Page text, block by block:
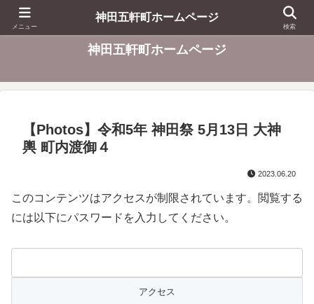
東京都千代田区
神田五軒町ホームページ
【Photos】令和5年 神田祭 5月13日 大神
輿 町内渡御４
2023.06.20
このコンテンツはアクセスが制限されています。閲覧する
には以下にパスワードを入力してください。
メニュー
神田五軒町ホームページ
検索